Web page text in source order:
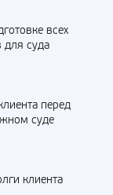
всех
для суда
перед
суде
клиента